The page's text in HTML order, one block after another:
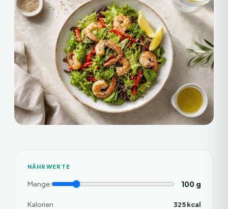
NÄHRWERTE
Menge: 100g
Kalorien
325 kcal